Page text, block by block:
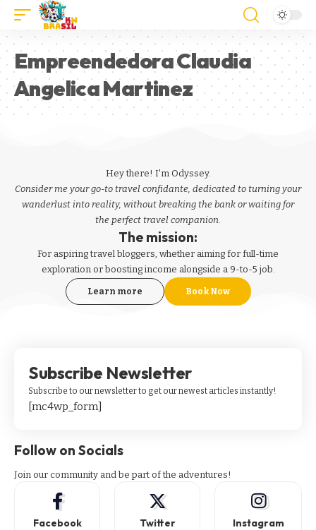
Empreendedora Claudia
Angelica Martinez
Hey there! I'm Odyssey.
Consider me your go-to travel confidante, dedicated to turning your
wanderlust into reality, without breaking the bank or waiting for
the perfect travel companion.
The mission:
For aspiringtravel bloggers, whether aiming for full-time
exploration or boosting income alongside a 9-to-5 job.
Learn more Book Now
Subscribe Newsletter
Subscribe to our newsletter to get our newest articles instantly!
[mc4wp_form]
Follow on Socials
Join our community and be part of the adventures!
Facebook Twitter Instagram